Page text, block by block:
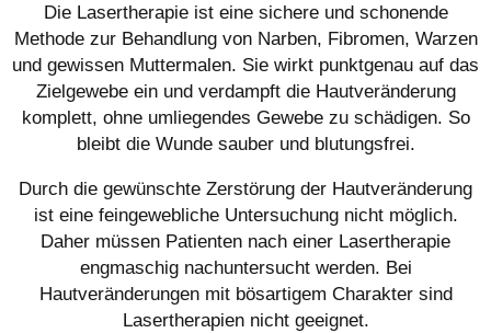
Die Lasertherapie ist eine sichere und schonende
Methode zur Behandlung von Narben, Fibromen, Warzen
und gewissen Muttermalen. Sie wirkt punktgenau auf das
Zielgewebe ein und verdampft die Hautveränderung
komplett, ohne umliegendes Gewebe zu schädigen. So
bleibt die Wunde sauber und blutungsfrei.
Durch die gewünschte Zerstörung der Hautveränderung
ist eine feingewebliche Untersuchung nicht möglich.
Daher müssen Patienten nach einer Lasertherapie
engmaschig nachuntersucht werden. Bei
Hautveränderungen mit bösartigem Charakter sind
Lasertherapien nicht geeignet.